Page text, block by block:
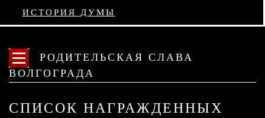
ИСТОРИЯ ДУМЫ
РОДИТЕЛЬСКАЯ СЛАВА
ВОЛГОГРАДА
СПИСОК НАГРАЖДЕННЫХ